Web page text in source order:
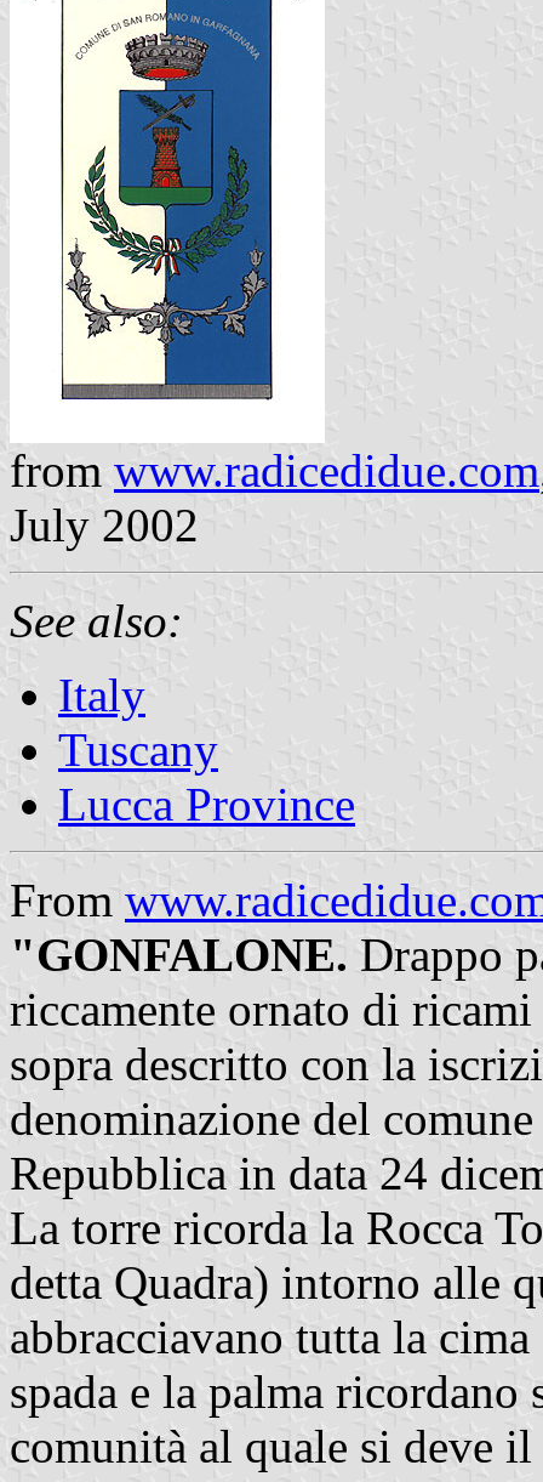
from www.radicedidue.com
July 2002
See also:
Italy
Tuscany
Lucca Province
From
"GONFALONE. Drappo
riccamente ornato di
sopra descritto con la
denominazione del
Repubblica in data 24
La torre ricorda la Rocca
detta Quadra) intorno alle
abbracciavano tutta la
spada e la palma
comunità al quale si deve